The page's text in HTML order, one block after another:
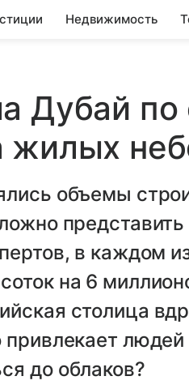
Недвижимость
Дубай
жилых
объемы
в каждом
на 6
столица
людей
до облаков?